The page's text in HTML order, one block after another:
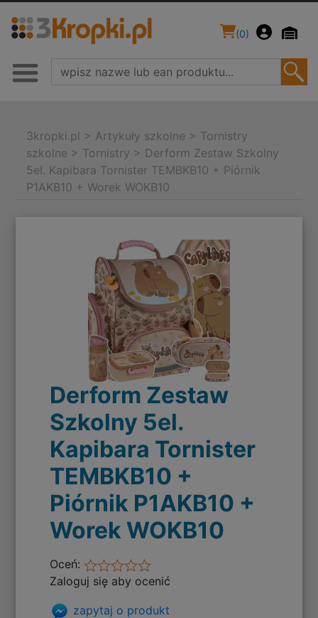
(0)
3kropki.pl > Artykuły szkolne > Tornistry
szkolne > Tornistry > Derform Zestaw Szkolny
5el. Kapibara Tornister TEMBKB10 + Piórnik
P1AKB10 + Worek WOKB10
Derform Zestaw
Szkolny 5el.
Kapibara Tornister
TEMBKB10 +
Piórnik P1AKB10 +
Worek WOKB10
Oceń:
Zaloguj się aby ocenić
zapytaj o produkt